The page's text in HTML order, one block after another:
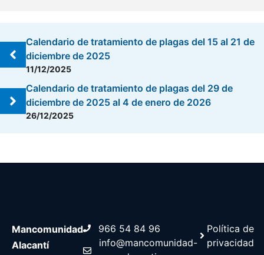
Calendario de tratamiento de plagas del 15 al 21 de
diciembre de 2025
11/12/2025
Calendario de tratamiento de plagas del 29 de
diciembre de 2025 al 4 de enero de 2026
26/12/2025
Mancomunidad
Alacantí
966 54 84 96
info@mancomunidad-
Política de
privacidad